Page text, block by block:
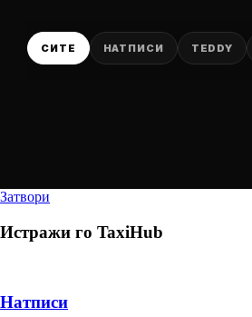
СИТЕ НАТПИСИ TEDDY
Затвори
Истражи го TaxiHub
Натписи